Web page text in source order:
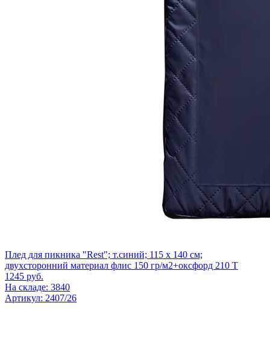
Плед для пикника "Rest"; т.синий; 115 х 140 см;
двухсторонний материал флис 150 гр/м2+оксфорд 210 T
1245 руб.
На складе: 3840
Артикул: 2407/26